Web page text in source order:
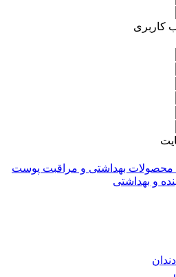
کاربری